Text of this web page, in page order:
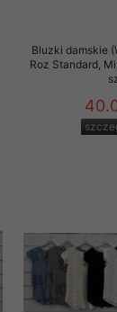
Bluzki damskie
Roz Standard,